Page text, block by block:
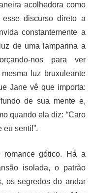
acolhedora como
discurso direto a
constantemente a
de uma lamparina a
nos para ver
luz bruxuleante
Jane vê que importa:
de sua mente e,
quando ela diz: “Caro
eu senti!”.
romance gótico. Há a
isolada, o patrão
os segredos do andar